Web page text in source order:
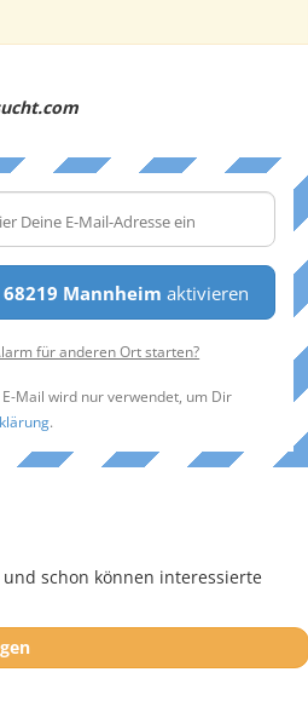
68219 Mannheim aktivieren
für anderen Ort starten?
Mail wird nur verwendet, um Dir
.
schon können interessierte